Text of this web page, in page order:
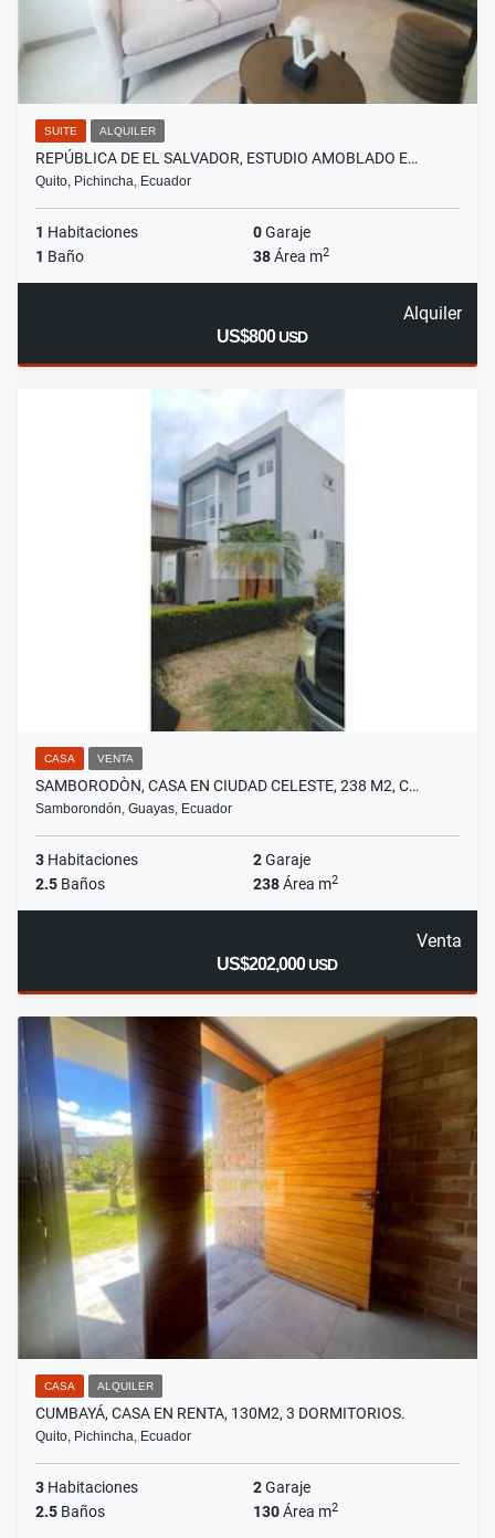
SUITE ALQUILER
REPÚBLICA DE EL SALVADOR, ESTUDIO AMOBLADO E…
Quito, Pichincha, Ecuador
1 Habitaciones 0Garaje
1 Baño 38Área m2
Alquiler
US$800USD
CASA VENTA
SAMBORODÒN, CASA EN CIUDAD CELESTE, 238 M2, C…
Samborondón, Guayas, Ecuador
3 Habitaciones 2Garaje
2.5 Baños 238Área m2
Venta
US$202,000USD
CASA ALQUILER
CUMBAYÁ, CASA EN RENTA, 130M2, 3 DORMITORIOS.
Quito, Pichincha, Ecuador
3 Habitaciones 2Garaje
2.5 Baños 130Área m2